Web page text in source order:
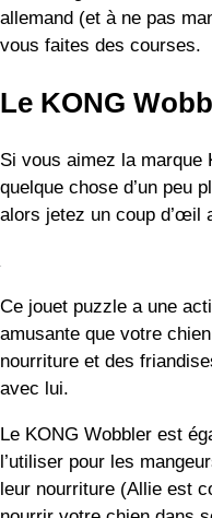
amusante que votre
nourriture et des
Le KONG Wobbler est
leur nourriture (Allie est
nourrir votre chien dans
nourriture et il distribuera
En prime, ce jouet est
nettoyer.
Ce que j’aime :
Divertissant !
Ralentir les repas
Différentes options
Lavable au lave-